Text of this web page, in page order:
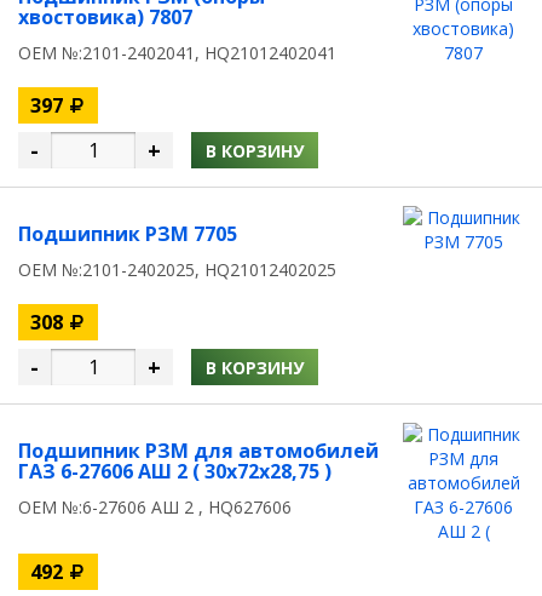
хвостовика) 7807
OEM №:2101-2402041, HQ21012402041
397
- + В КОРЗИНУ
Подшипник РЗМ 7705
OEM №:2101-2402025, HQ21012402025
308
- + В КОРЗИНУ
Подшипник РЗМ для автомобилей
ГАЗ 6-27606 АШ 2 ( 30x72x28,75 )
OEM №:6-27606 АШ 2 , HQ627606
492